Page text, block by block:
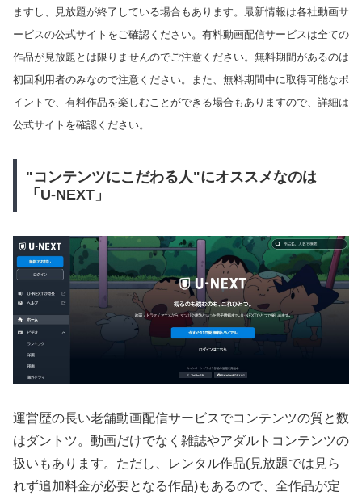
ますし、見放題が終了している場合もあります。最新情報は各社動画サ
ービスの公式サイトをご確認ください。有料動画配信サービスは全ての
作品が見放題とは限りませんのでご注意ください。無料期間があるのは
初回利用者のみなので注意ください。また、無料期間中に取得可能なポ
イントで、有料作品を楽しむことができる場合もありますので、詳細は
公式サイトを確認ください。
"コンテンツにこだわる人"にオススメなのは
「U-NEXT」
運営歴の長い老舗動画配信サービスでコンテンツの質と数
はダントツ。動画だけでなく雑誌やアダルトコンテンツの
扱いもあります。ただし、レンタル作品(見放題では見ら
れず追加料金が必要となる作品)もあるので、全作品が定